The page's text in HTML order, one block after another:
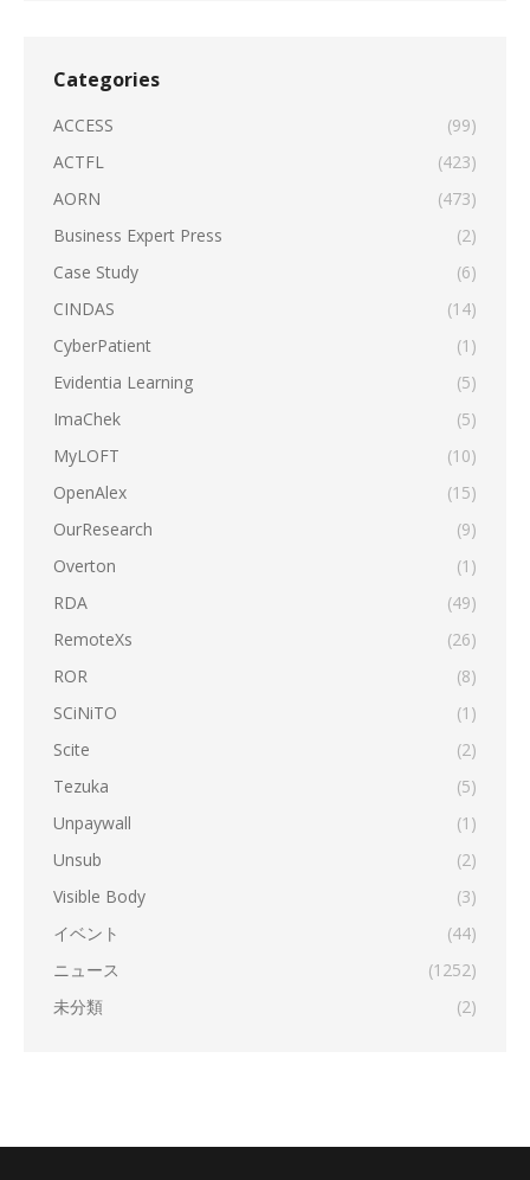
Categories
ACCESS
(99)
ACTFL
(423)
AORN
(473)
Business Expert Press
(2)
Case Study
(6)
CINDAS
(14)
CyberPatient
(1)
Evidentia Learning
(5)
ImaChek
(5)
MyLOFT
(10)
OpenAlex
(15)
OurResearch
(9)
Overton
(1)
RDA
(49)
RemoteXs
(26)
ROR
(8)
SCiNiTO
(1)
Scite
(2)
Tezuka
(5)
Unpaywall
(1)
Unsub
(2)
Visible Body
(3)
イベント
(44)
ニュース
(1252)
未分類
(2)